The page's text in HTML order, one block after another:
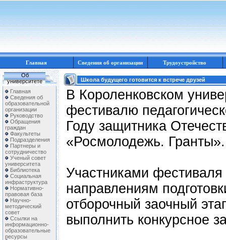
Главная Сведения об организации Трудоустройство
Об
университете
Главная
Сведения об
образовательной
организации
Руководство
Обращения
граждан
Факультеты
Подразделения
Партнеры и
сотрудничество
Ученый совет
университета
Библиотека
Социальная
инфраструктура
Нормативно-
правовая база
Научно-
методический
совет
Ссылки на
информационно-
образовательные
ресурсы
Школа будущего готовится к встрече друзей
В Короленковском
фестивалю
Году защитника
«Росмолодежь. Гранты».
Участниками
направлениям
отборочный заочный
выполнить конкурсное